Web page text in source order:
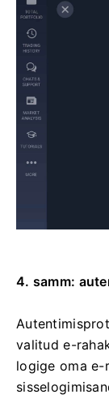
4. samm:
valitud e-
logige oma e-